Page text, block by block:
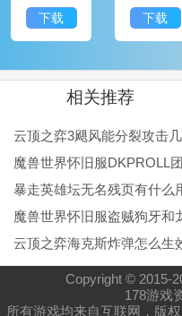
下载 下载
相关推荐
云顶之弈3飓风能分裂攻击
魔兽世界怀旧服DKPROLL
暴走英雄坛无名残页有什么
魔兽世界怀旧服盗贼狗牙和
云顶之弈海克斯炸弹怎么生
Copyright © 2015-
178游戏
所有游戏均来自互联网，版